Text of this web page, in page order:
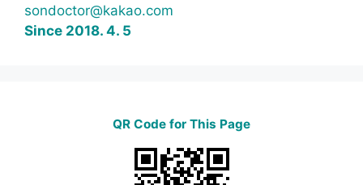
sondoctor@kakao.com
Since 2018. 4. 5
QR Code for This Page